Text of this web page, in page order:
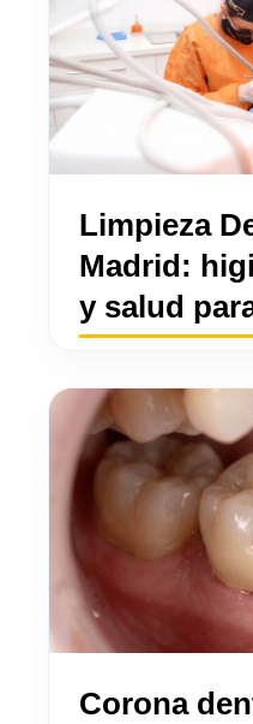
Limpieza
Madrid:
y salud
Corona